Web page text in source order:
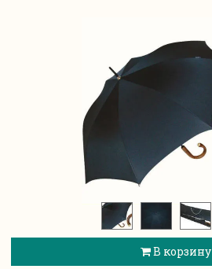
В корзину